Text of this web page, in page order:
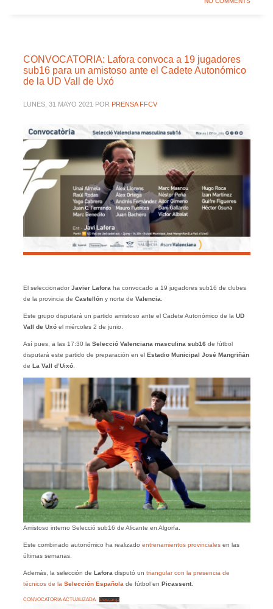
CONVOCATORIA: Lafora convoca a 19 jugadores
sub16 para un amistoso ante el Cadete Autonómico
de la UD Vall de Uxó
LUNES, 31 MAYO 2021 POR PRENSA FFCV
El seleccionadorJavier Lafora ha convocado a 19 jugadores sub16 de clubes
de la provincia de Castellóny norte de Valencia
Este grupo disputará un partido amistoso ante el Cadete Autonómico de la UD
Vall de Uxóel miércoles 2 de junio.
Así pues, a las 17:30 la Selecció Valenciana masculina sub16 de fútbol
disputará este partido de preparación en el Estadio Municipal José Mangriñán
de La Vall d’Uixó.
Amistoso interno Selecció sub16 de Alicante en Algorfa.
Este combinado autonómico ha realizado entrenamientos provincialesen las
últimas semanas.
Además, la selección de Lafora disputó un triangular con la presencia de
técnicos de la Selección Española de fútbol en Picassent.
CONVOCATORIA ACTUALIZADA Descarga